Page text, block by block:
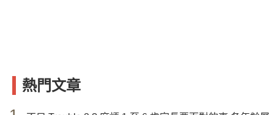
熱門文章